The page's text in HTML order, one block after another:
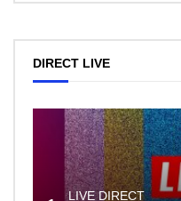
DIRECT LIVE
LIVE DIRECT